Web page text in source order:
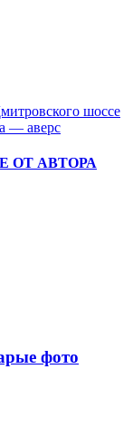
шоссе
— аверс
ОТ АВТОРА
фото